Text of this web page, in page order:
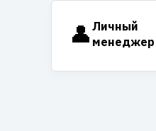
👤 Личный
менеджер